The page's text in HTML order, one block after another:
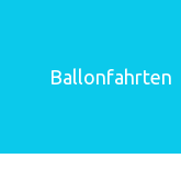
Ballonfahrten